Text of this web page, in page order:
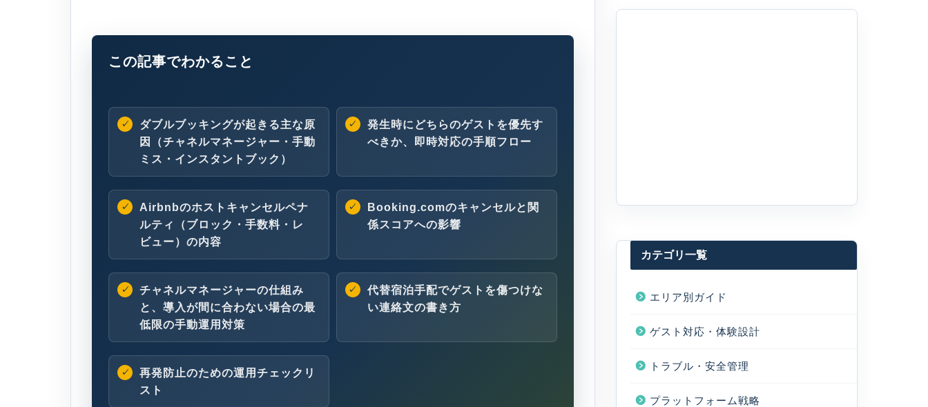
この記事でわかること
ダブルブッキングが起きる主な原
因（チャネルマネージャー・手動
ミス・インスタントブック）
発生時にどちらのゲストを優先す
べきか、即時対応の手順フロー
Airbnbのホストキャンセルペナ
ルティ（ブロック・手数料・レ
ビュー）の内容
Booking.comのキャンセルと関
係スコアへの影響
チャネルマネージャーの仕組み
と、導入が間に合わない場合の最
低限の手動運用対策
代替宿泊手配でゲストを傷つけな
い連絡文の書き方
再発防止のための運用チェックリ
スト
カテゴリ一覧
エリア別ガイド
ゲスト対応・体験設計
トラブル・安全管理
プラットフォーム戦略